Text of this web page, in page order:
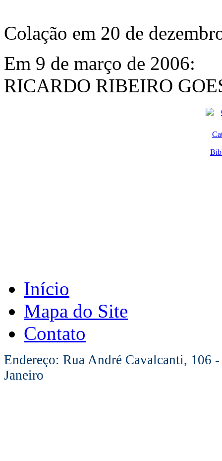
Colação em 20 de
Em 9 de março de 2006:
RICARDO RIBEIRO
Início
Mapa do Site
Contato
Endereço: Rua André Cavalcanti, 106
Janeiro